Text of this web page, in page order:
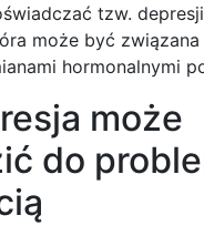
tzw. depresji
może być związana
hormonalnymi
może
do